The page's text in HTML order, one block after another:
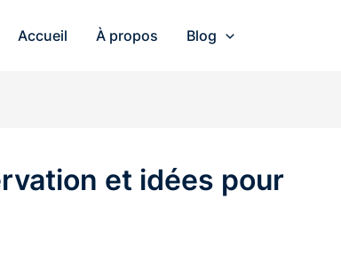
Accueil À propos Blog
et idées pour